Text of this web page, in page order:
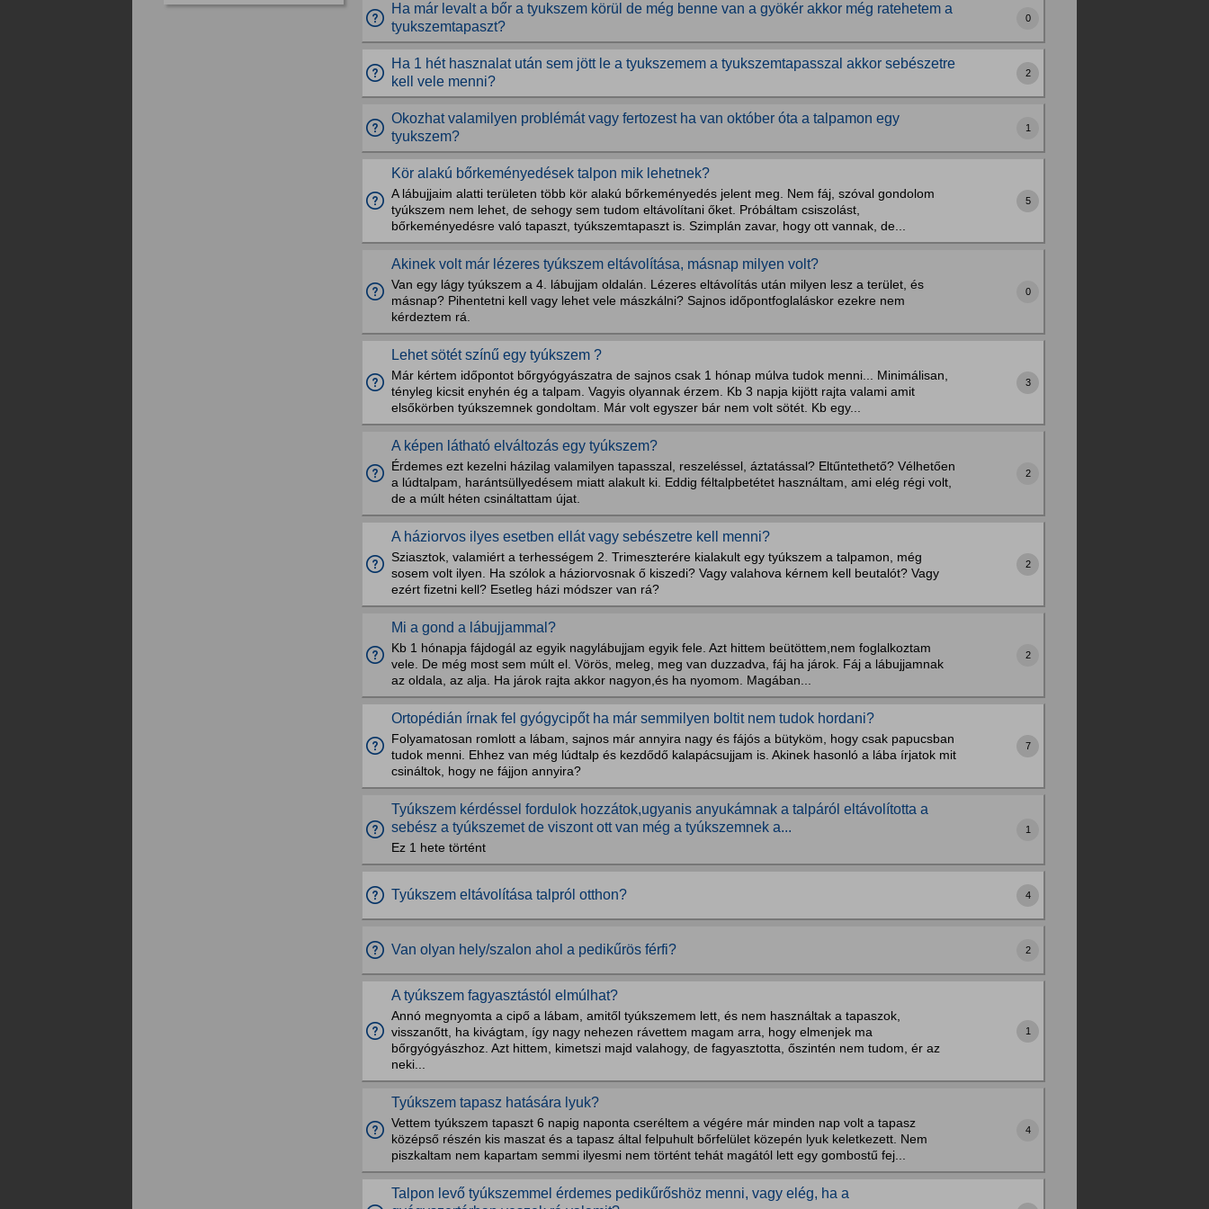
Ha már levalt a bőr a tyukszem körül de még benne van a gyökér akkor még ratehetem a
tyukszemtapaszt?
0
Ha 1 hét hasznalat után sem jött le a tyukszemem a tyukszemtapasszal akkor sebészetre
kell vele menni?
2
Okozhat valamilyen problémát vagy fertozest ha van október óta a talpamon egy
tyukszem?
1
Kör alakú bőrkeményedések talpon mik lehetnek?
A lábujjaim alatti területen több kör alakú bőrkeményedés jelent meg. Nem fáj, szóval gondolom
tyúkszem nem lehet, de sehogy sem tudom eltávolítani őket. Próbáltam csiszolást,
bőrkeményedésre való tapaszt, tyúkszemtapaszt is. Szimplán zavar, hogy ott vannak, de...
5
Akinek volt már lézeres tyúkszem eltávolítása, másnap milyen volt?
Van egy lágy tyúkszem a 4. lábujjam oldalán. Lézeres eltávolítás után milyen lesz a terület, és
másnap? Pihentetni kell vagy lehet vele mászkálni? Sajnos időpontfoglaláskor ezekre nem
kérdeztem rá.
0
Lehet sötét színű egy tyúkszem ?
Már kértem időpontot bőrgyógyászatra de sajnos csak 1 hónap múlva tudok menni... Minimálisan,
tényleg kicsit enyhén ég a talpam. Vagyis olyannak érzem. Kb 3 napja kijött rajta valami amit
elsőkörben tyúkszemnek gondoltam. Már volt egyszer bár nem volt sötét. Kb egy...
3
A képen látható elváltozás egy tyúkszem?
Érdemes ezt kezelni házilag valamilyen tapasszal, reszeléssel, áztatással? Eltűntethető? Vélhetően
a lúdtalpam, harántsüllyedésem miatt alakult ki. Eddig féltalpbetétet használtam, ami elég régi volt,
de a múlt héten csináltattam újat.
2
A háziorvos ilyes esetben ellát vagy sebészetre kell menni?
Sziasztok, valamiért a terhességem 2. Trimeszterére kialakult egy tyúkszem a talpamon, még
sosem volt ilyen. Ha szólok a háziorvosnak ő kiszedi? Vagy valahova kérnem kell beutalót? Vagy
ezért fizetni kell? Esetleg házi módszer van rá?
2
Mi a gond a lábujjammal?
Kb 1 hónapja fájdogál az egyik nagylábujjam egyik fele. Azt hittem beütöttem,nem foglalkoztam
vele. De még most sem múlt el. Vörös, meleg, meg van duzzadva, fáj ha járok. Fáj a lábujjamnak
az oldala, az alja. Ha járok rajta akkor nagyon,és ha nyomom. Magában...
2
Ortopédián írnak fel gyógycipőt ha már semmilyen boltit nem tudok hordani?
Folyamatosan romlott a lábam, sajnos már annyira nagy és fájós a bütyköm, hogy csak papucsban
tudok menni. Ehhez van még lúdtalp és kezdődő kalapácsujjam is. Akinek hasonló a lába írjatok mit
csináltok, hogy ne fájjon annyira?
7
Tyúkszem kérdéssel fordulok hozzátok,ugyanis anyukámnak a talpáról eltávolította a
sebész a tyúkszemet de viszont ott van még a tyúkszemnek a...
Ez 1 hete történt
1
Tyúkszem eltávolítása talpról otthon? 4
Van olyan hely/szalon ahol a pedikűrös férfi? 2
A tyúkszem fagyasztástól elmúlhat?
Annó megnyomta a cipő a lábam, amitől tyúkszemem lett, és nem használtak a tapaszok,
visszanőtt, ha kivágtam, így nagy nehezen rávettem magam arra, hogy elmenjek ma
bőrgyógyászhoz. Azt hittem, kimetszi majd valahogy, de fagyasztotta, őszintén nem tudom, ér az
neki...
1
Tyúkszem tapasz hatására lyuk?
Vettem tyúkszem tapaszt 6 napig naponta cseréltem a végére már minden nap volt a tapasz
középső részén kis maszat és a tapasz által felpuhult bőrfelület közepén lyuk keletkezett. Nem
piszkaltam nem kapartam semmi ilyesmi nem történt tehát magától lett egy gombostű fej...
4
Talpon levő tyúkszemmel érdemes pedikűrőshöz menni, vagy elég, ha a